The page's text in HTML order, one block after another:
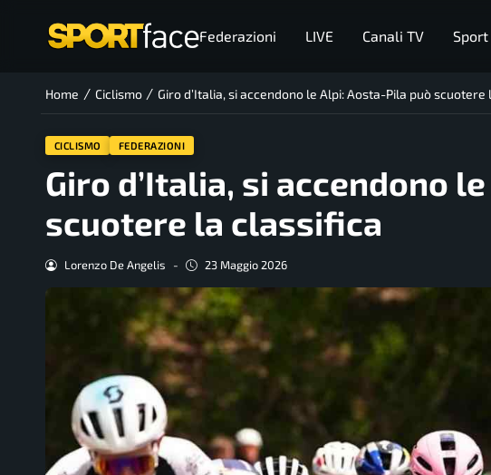
Federazioni LIVE Canali TV Sport
Home / Ciclismo / Giro d’Italia, si accendono le Alpi: Aosta-Pila può scuotere
CICLISMO FEDERAZIONI
Giro d’Italia, si accendono
scuotere la classifica
Lorenzo De Angelis - 23 Maggio 2026